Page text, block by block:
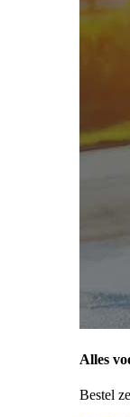
Alles
Bestel